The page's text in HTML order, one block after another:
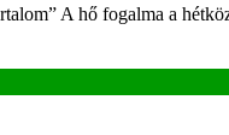
A hő fogalma a